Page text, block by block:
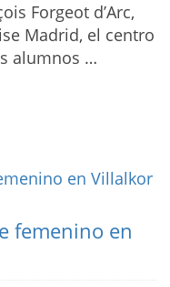
Forgeot d’Arc,
Madrid, el centro
alumnos …
femenino en